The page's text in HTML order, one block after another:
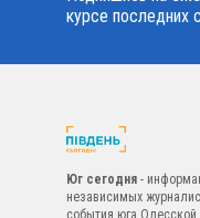
курсе последних
Юг сегодня -
независимых
события юга Одесской